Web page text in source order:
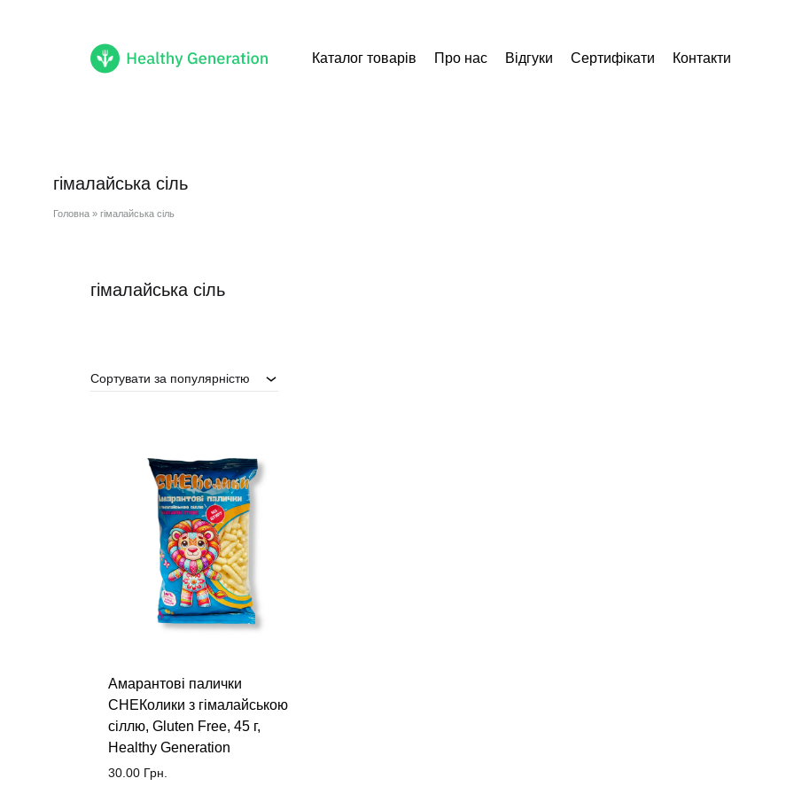
доступні
тобі
Каталог товарів Про нас Відгуки Сертифікати Контакти
гімалайська сіль
Головна » гімалайська сіль
гімалайська сіль
Сортувати за популярністю
Амарантові палички
СНЕКолики з гімалайською
сіллю, Gluten Free, 45 г,
Healthy Generation
30.00 Грн.